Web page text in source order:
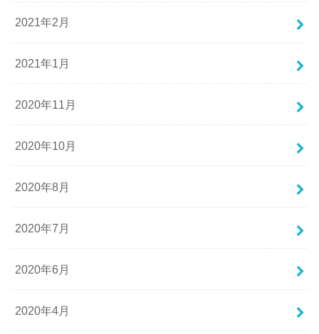
2021年2月
2021年1月
2020年11月
2020年10月
2020年8月
2020年7月
2020年6月
2020年4月